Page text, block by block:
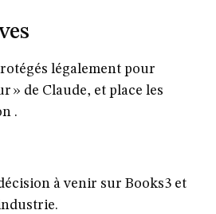
légalement pour
» de Claude, et place les
.
à venir sur Books3 et